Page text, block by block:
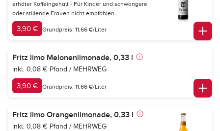
erhöter Koffeingehalt - Für Kinder und schwangere
oder stillende Frauen nicht empfohlen
3,90 € Grundpreis: 11,66 €/Liter
Fritz limo Melonenlimonade, 0,33 l
inkl. 0,08 € Pfand / MEHRWEG
3,90 € Grundpreis: 11,66 €/Liter
Fritz limo Orangenlimonade, 0,33 l
inkl. 0,08 € Pfand / MEHRWEG